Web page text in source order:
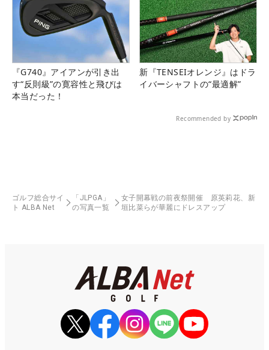
『G740』アイアンが引き出
す“反則級”の寛容性と飛びは
本当だった！
新『TENSEIオレンジ』はドラ
イバーシャフトの“最適解”
Recommended by
ゴルフ総合サイ
ト ALBA Net
「JLPGA」
の写真一覧
女子開幕戦の前夜祭開催 原英莉花、新
垣比菜らが華麗にドレスアップ